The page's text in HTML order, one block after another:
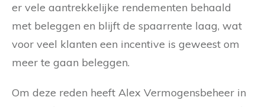
er vele aantrekkelijke rendementen behaald
met beleggen en blijft de spaarrente laag, wat
voor veel klanten een incentive is geweest om
meer te gaan beleggen.
Om deze reden heeft Alex Vermogensbeheer in